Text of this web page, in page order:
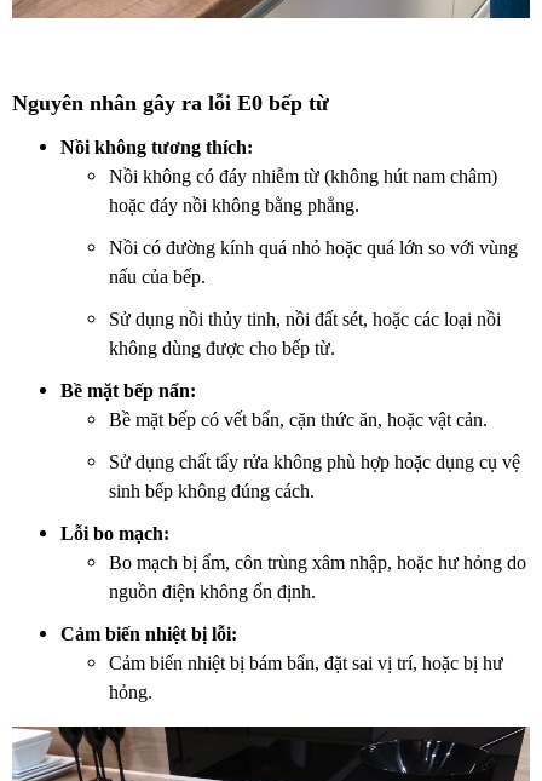
Nguyên nhân gây ra lỗi E0 bếp từ
Nồi không tương thích:
Nồi không có đáy nhiễm từ (không hút nam châm)
hoặc đáy nồi không bằng phẳng.
Nồi có đường kính quá nhỏ hoặc quá lớn so với vùng
nấu của bếp.
Sử dụng nồi thủy tinh, nồi đất sét, hoặc các loại nồi
không dùng được cho bếp từ.
Bề mặt bếp nẩn:
Bề mặt bếp có vết bẩn, cặn thức ăn, hoặc vật cản.
Sử dụng chất tẩy rửa không phù hợp hoặc dụng cụ vệ
sinh bếp không đúng cách.
Lỗi bo mạch:
Bo mạch bị ẩm, côn trùng xâm nhập, hoặc hư hỏng do
nguồn điện không ổn định.
Cảm biến nhiệt bị lỗi:
Cảm biến nhiệt bị bám bẩn, đặt sai vị trí, hoặc bị hư
hỏng.